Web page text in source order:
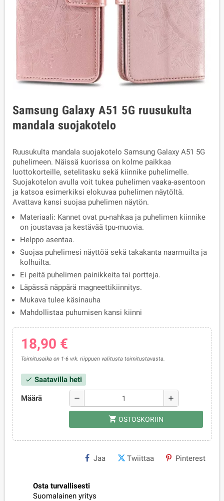
Samsung Galaxy A51 5G ruusukulta
mandala suojakotelo
Ruusukulta mandala suojakotelo Samsung Galaxy A51 5G
puhelimeen. Näissä kuorissa on kolme paikkaa
luottokorteille, setelitasku sekä kiinnike puhelimelle.
Suojakotelon avulla voit tukea puhelimen vaaka-asentoon
ja katsoa esimerkiksi elokuvaa puhelimen näytöltä.
Avattava kansi suojaa puhelimen näytön.
Materiaali: Kannet ovat pu-nahkaa ja puhelimen kiinnike
on joustavaa ja kestävää tpu-muovia.
Helppo asentaa.
Suojaa puhelimesi näyttöä sekä takakanta naarmuilta ja
kolhuilta.
Ei peitä puhelimen painikkeita tai portteja.
Läpässä näppärä magneettikiinnitys.
Mukava tulee käsinauha
Mahdollistaa puhumisen kansi kiinni
18,90 €
Toimitusaika on 1-6 vrk. riippuen valitusta toimitustavasta.
check Saatavilla heti
Määrä remove add
shopping_cart OSTOSKORIIN
Jaa Twiittaa Pinterest
Osta turvallisesti
Suomalainen yritys